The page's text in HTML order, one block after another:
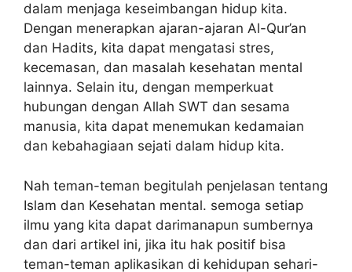
dalam menjaga keseimbangan hidup kita.
Dengan menerapkan ajaran-ajaran Al-Qur’an
dan Hadits, kita dapat mengatasi stres,
kecemasan, dan masalah kesehatan mental
lainnya. Selain itu, dengan memperkuat
hubungan dengan Allah SWT dan sesama
manusia, kita dapat menemukan kedamaian
dan kebahagiaan sejati dalam hidup kita.
Nah teman-teman begitulah penjelasan tentang
Islam dan Kesehatan mental. semoga setiap
ilmu yang kita dapat darimanapun sumbernya
dan dari artikel ini, jika itu hak positif bisa
teman-teman aplikasikan di kehidupan sehari-